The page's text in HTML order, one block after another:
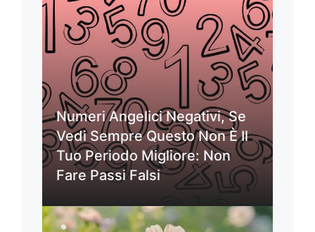
Numeri Angelici Negativi, Se
Vedi Sempre Questo Non È Il
Tuo Periodo Migliore: Non
Fare Passi Falsi